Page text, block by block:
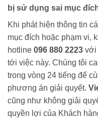
bị sử dụng sai mục
Khi phát hiện thông tin
mục đích hoặc phạm vi,
hotline 096 880 2223 với
tới việc này. Chúng tôi
trong vòng 24 tiếng để
phương án giải quyết.
cũng như không giải
quyền lợi của Khách